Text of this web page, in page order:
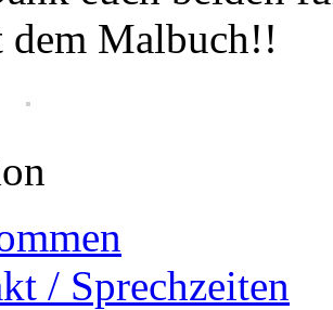
Malbuch!!
/ Sprechzeiten